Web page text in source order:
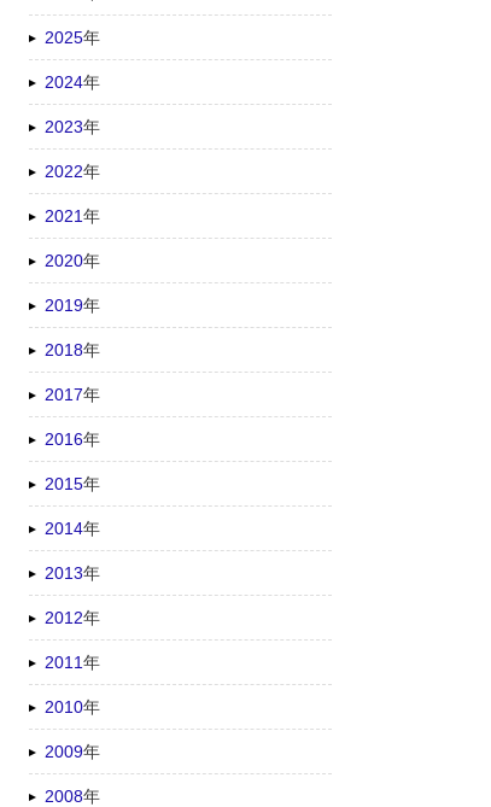
2025年
2024年
2023年
2022年
2021年
2020年
2019年
2018年
2017年
2016年
2015年
2014年
2013年
2012年
2011年
2010年
2009年
2008年